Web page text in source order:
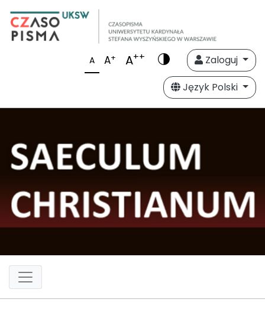
A A+ A++
Zaloguj
Język Polski